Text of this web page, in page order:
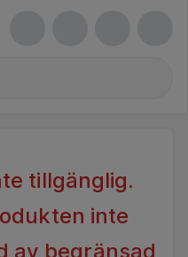
tillgänglig.
inte
av begränsad